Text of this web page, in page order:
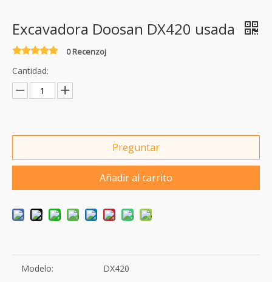
Excavadora Doosan DX420 usada
0 Recenzoj
Cantidad:
Preguntar
Añadir al carrito
Modelo:
DX420